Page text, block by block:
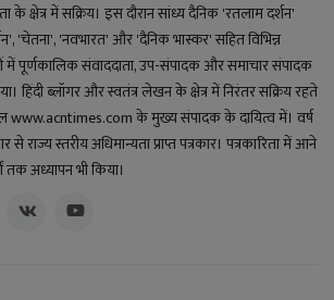
क्षेत्र में सक्रिय। इस दौरान सांध्य दैनिक 'रतलाम दर्शन'
'चेतना', 'नवभारत' और 'दैनिक भास्कर' सहित विभिन्न
में पूर्णकालिक संवाददाता, उप-संपादक और समाचार संपादक
हिंदी ब्लॉगर और स्वतंत्र लेखन के क्षेत्र में निरंतर सक्रिय रहते
www.acntimes.com के मुख्य संपादक के दायित्व में। वर्ष
राज्य स्तरीय अधिमान्यता प्राप्त पत्रकार। पत्रकारिता में आने
अध्यापन भी किया।